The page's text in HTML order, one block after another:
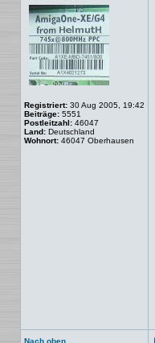
Registriert: 30 Aug 2005, 19:42
Beiträge: 5551
Postleitzahl: 46047
Land: Deutschland
Wohnort: 46047 Oberhausen
Nach oben